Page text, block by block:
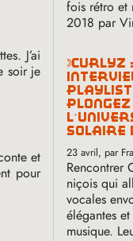
J’ai
soir je
et
pour
fois rétro et
2018 par
curlyz : entre
plongez
solaire
23 avril, par
Rencontrer
niçois qui
vocales
élégantes
musique.